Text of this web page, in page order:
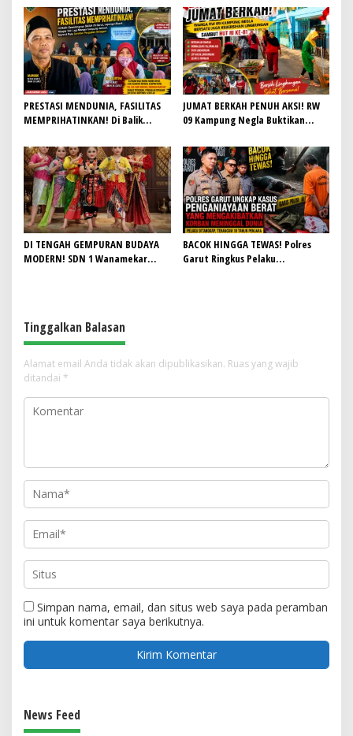
JIWA KEPANDUAN SISWA
Demi Wujudkan Akses Air Bersih
untuk Masyarakat
PRESTASI MENDUNIA, FASILITAS
MEMPRIHATINKAN! Di Balik
Lapangan Hoki Rusak, Masjid Tak
Lagi Mampu Tampung Jamaah,
Penjualan Seragam Ikut Jadi
Sorotan
JUMAT BERKAH PENUH AKSI! RW
09 Kampung Negla Buktikan
Slogan, Warga Bersatu Sambut
HUT RI ke-81
DI TENGAH GEMPURAN BUDAYA
MODERN! SDN 1 Wanamekar
BACOK HINGGA TEWAS! Polres
Garut Ringkus Pelaku
Tinggalkan Balasan
Alamat email Anda tidak akan dipublikasikan. Ruas yang wajib
ditandai *
Simpan nama, email, dan situs web saya pada peramban
ini untuk komentar saya berikutnya.
News Feed